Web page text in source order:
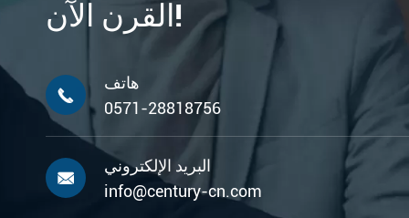
القرن الآن!

هاتف
0571-28818756

البريد الإلكتروني
info@century-cn.com